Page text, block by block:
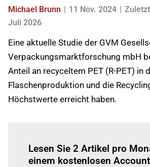
Michael Brunn 11 Nov. 2024
Juli 2026
Eine aktuelle Studie der GVM
Verpackungsmarktforschung mbH
Anteil an recyceltem PET (R-PET) in
Flaschenproduktion und die
Höchstwerte erreicht haben.
Lesen Sie 2 Artikel pro
einem kostenlosen Account